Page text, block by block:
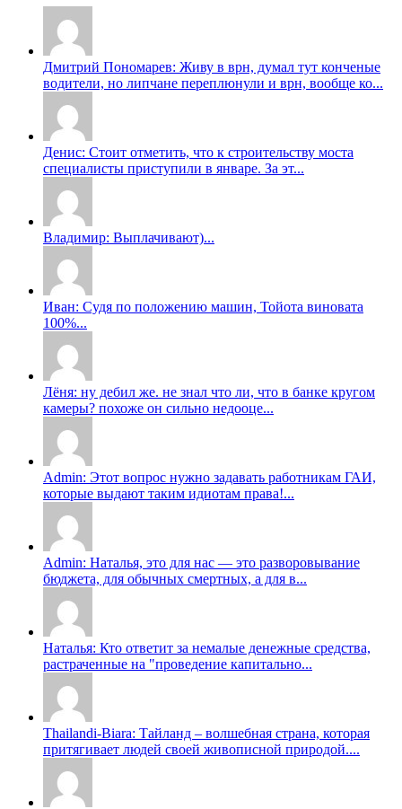
Дмитрий Пономарев: Живу в врн, думал тут конченые
водители, но липчане переплюнули и врн, вообще ко...
Денис: Стоит отметить, что к строительству моста
специалисты приступили в январе. За эт...
Владимир: Выплачивают)...
Иван: Судя по положению машин, Тойота виновата
100%...
Лёня: ну дебил же. не знал что ли, что в банке кругом
камеры? похоже он сильно недооце...
Admin: Этот вопрос нужно задавать работникам ГАИ,
которые выдают таким идиотам права!...
Admin: Наталья, это для нас — это разворовывание
бюджета, для обычных смертных, а для в...
Наталья: Кто ответит за немалые денежные средства,
растраченные на "проведение капитально...
Thailandi-Biara: Тайланд – волшебная страна, которая
притягивает людей своей живописной природой....